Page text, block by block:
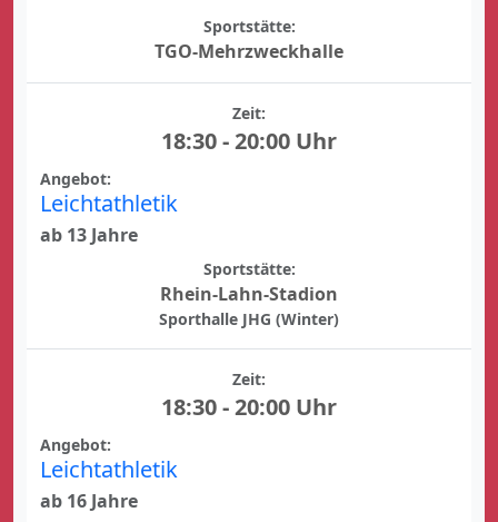
Sportstätte:
TGO-Mehrzweckhalle
Zeit:
18:30 - 20:00 Uhr
Angebot:
Leichtathletik
ab 13 Jahre
Sportstätte:
Rhein-Lahn-Stadion
Sporthalle JHG (Winter)
Zeit:
18:30 - 20:00 Uhr
Angebot:
Leichtathletik
ab 16 Jahre